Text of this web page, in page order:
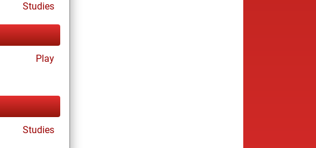
Studies
Play
Studies